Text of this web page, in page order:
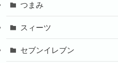
つまみ
スィーツ
セブンイレブン